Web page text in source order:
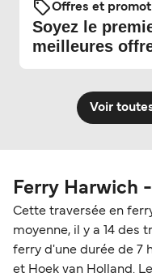
Offres et
Soyez le
meilleures
Voir
Ferry Harwich
Cette traversée en
moyenne, il y a 14 des
ferry d'une durée de 7
et Hoek van Holland.